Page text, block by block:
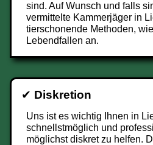
sind. Auf Wunsch und falls
vermittelte Kammerjäger in
tierschonende Methoden,
Lebendfallen an.
✔ Diskretion
Uns ist es wichtig Ihnen in
schnellstmöglich und
möglichst diskret zu helfen.